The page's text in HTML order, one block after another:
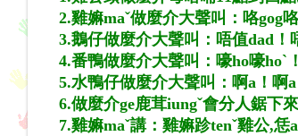
2.雞嫲maˇ做麼介大聲叫：咯gog
3.鵝仔做麼介大聲叫：唔值dad！
4.番鴨做麼介大聲叫：嚎ho嚎hoˋ
5.水鴨仔做麼介大聲叫：啊a！啊
6.做麼介ge鹿茸iungˇ會分人鋸下
7.雞嫲maˇ講：雞嫲跈tenˇ雞公,恁